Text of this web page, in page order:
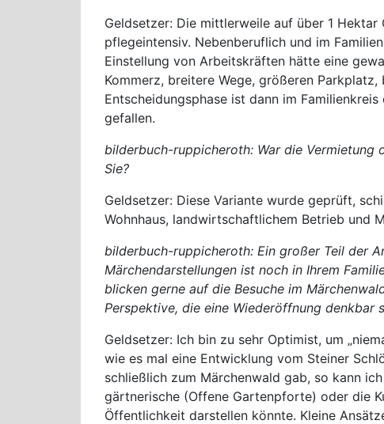
Geldsetzer: Die mittlerweile auf über 1
pflegeintensiv. Nebenberuflich und im
Einstellung von Arbeitskräften hätte eine
Kommerz, breitere Wege, größeren
Entscheidungsphase ist dann im
gefallen.
bilderbuch-ruppicheroth: War die Vermietung
Sie?
Geldsetzer: Diese Variante wurde geprüft,
Wohnhaus, landwirtschaftlichem Betrieb und
bilderbuch-ruppicheroth: Ein großer Teil der
Märchendarstellungen ist noch in Ihrem
blicken gerne auf die Besuche im
Perspektive, die eine Wiederöffnung denkbar
Geldsetzer: Ich bin zu sehr Optimist, um
wie es mal eine Entwicklung vom Steiner
schließlich zum Märchenwald gab, so kann
gärtnerische (Offene Gartenpforte) oder die
Öffentlichkeit darstellen könnte. Kleine